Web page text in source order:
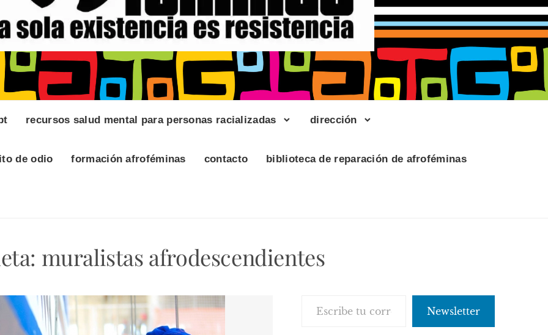
recursos salud mental para personas racializadas dirección
de odio formación afroféminas contacto biblioteca de reparación de afroféminas
muralistas afrodescendientes
Newsletter